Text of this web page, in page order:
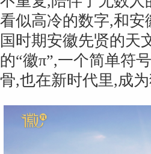
看似高冷的数字,和
国时期安徽先贤的天
的“徽π”,一个简单符
骨,也在新时代里,成